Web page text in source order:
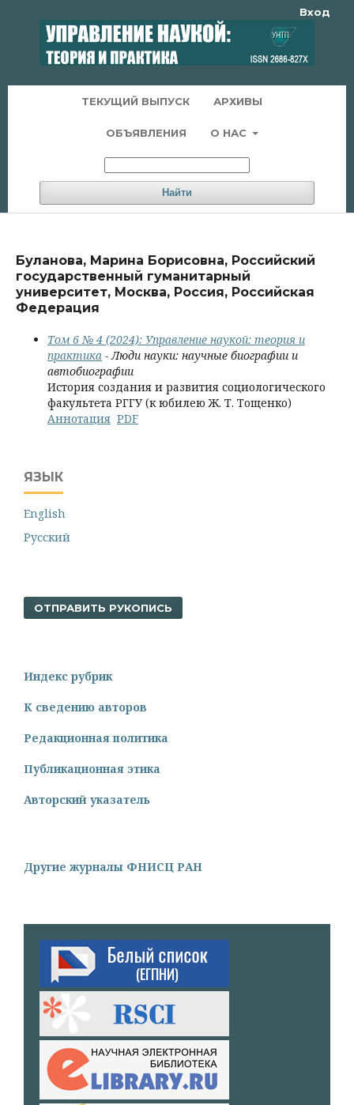
ТЕКУЩИЙ ВЫПУСК АРХИВЫ
ОБЪЯВЛЕНИЯ О НАС
Найти
Вход
Буланова, Марина Борисовна, Российский
государственный гуманитарный
университет, Москва, Россия, Российская
Федерация
Том 6 № 4 (2024): Управление наукой: теория и
практика - Люди науки: научные биографии и
автобиографии
История создания и развития социологического
факультета РГГУ (к юбилею Ж. Т. Тощенко)
Аннотация PDF
ЯЗЫК
English
Русский
ОТПРАВИТЬ РУКОПИСЬ
Индекс рубрик
К сведению авторов
Редакционная политика
Публикационная этика
Авторский указатель
Другие журналы ФНИСЦ РАН